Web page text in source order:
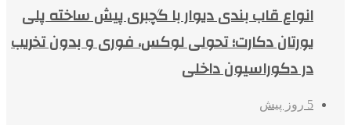
انواع قاب بندی دیوار با گچبری پیش ساخته پلی
یورتان دکارت؛ تحولی لوکس، فوری و بدون تخریب
در دکوراسیون داخلی
5 روز پیش